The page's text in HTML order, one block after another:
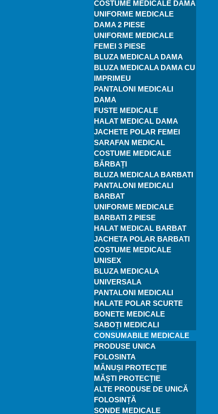
COSTUME MEDICALE DAMĂ
UNIFORME MEDICALE
DAMA 2 PIESE
UNIFORME MEDICALE
FEMEI 3 PIESE
BLUZA MEDICALA DAMA
BLUZA MEDICALA DAMA CU
IMPRIMEU
PANTALONI MEDICALI
DAMA
FUSTE MEDICALE
HALAT MEDICAL DAMA
JACHETE POLAR FEMEI
SARAFAN MEDICAL
COSTUME MEDICALE
BĂRBAȚI
BLUZA MEDICALA BARBATI
PANTALONI MEDICALI
BARBAT
UNIFORME MEDICALE
BARBATI 2 PIESE
HALAT MEDICAL BARBAT
JACHETA POLAR BARBATI
COSTUME MEDICALE
UNISEX
BLUZA MEDICALA
UNIVERSALA
PANTALONI MEDICALI
HALATE POLAR SCURTE
BONETE MEDICALE
SABOȚI MEDICALI
CONSUMABILE MEDICALE
PRODUSE UNICA
FOLOSINTA
MĂNUȘI PROTECȚIE
MĂȘTI PROTECȚIE
ALTE PRODUSE DE UNICĂ
FOLOSINȚĂ
SONDE MEDICALE